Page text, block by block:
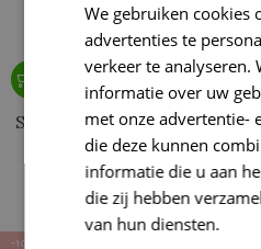
Scheepjes Organicon 217
Fresh Air (blauw)
4,60 € 4,14
-10%
We gebruiken cookies
advertenties te
verkeer te analyseren.
informatie over uw
met onze advertentie-
die deze kunnen
informatie die u aan
die zij hebben
van hun diensten.